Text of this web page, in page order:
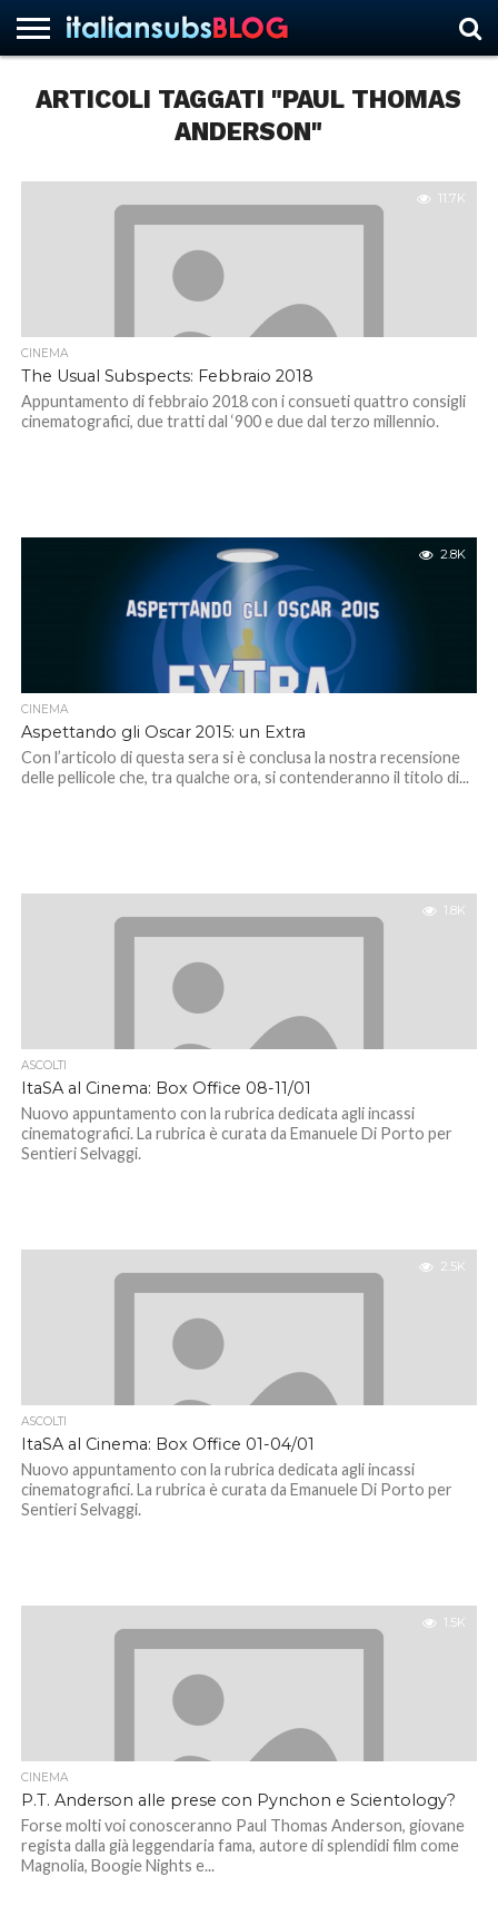
ARTICOLI TAGGATI "PAUL THOMAS
ANDERSON"
11.7K
CINEMA
The Usual Subspects: Febbraio 2018
Appuntamento di febbraio 2018 con i consueti quattro consigli
cinematografici, due tratti dal ‘900 e due dal terzo millennio.
2.8K
CINEMA
Aspettando gli Oscar 2015: un Extra
Con l’articolo di questa sera si è conclusa la nostra recensione
delle pellicole che, tra qualche ora, si contenderanno il titolo di...
1.8K
ASCOLTI
ItaSA al Cinema: Box Office 08-11/01
Nuovo appuntamento con la rubrica dedicata agli incassi
cinematografici. La rubrica è curata da Emanuele Di Porto per
Sentieri Selvaggi.
2.5K
ASCOLTI
ItaSA al Cinema: Box Office 01-04/01
Nuovo appuntamento con la rubrica dedicata agli incassi
cinematografici. La rubrica è curata da Emanuele Di Porto per
Sentieri Selvaggi.
1.5K
CINEMA
P.T. Anderson alle prese con Pynchon e Scientology?
Forse molti voi conosceranno Paul Thomas Anderson, giovane
regista dalla già leggendaria fama, autore di splendidi film come
Magnolia, Boogie Nights e...